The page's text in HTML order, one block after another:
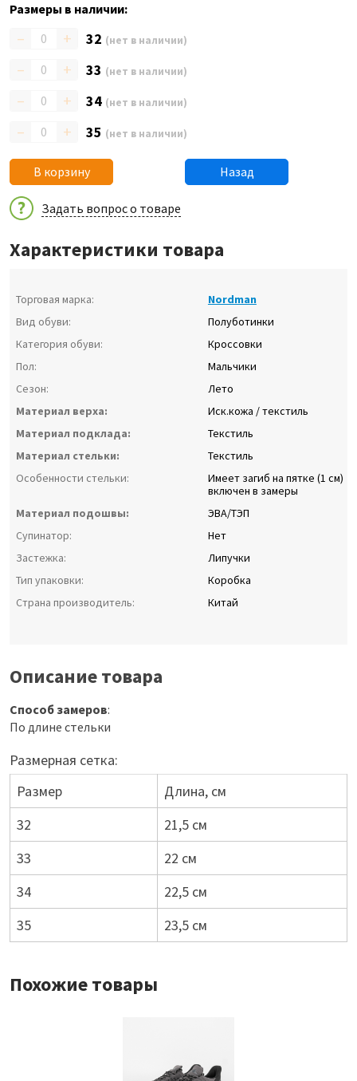
Размеры в наличии:
– + 32 (нет в наличии)
– + 33 (нет в наличии)
– + 34 (нет в наличии)
– + 35 (нет в наличии)
В корзину Назад
Задать вопрос о товаре
Характеристики товара
Торговая марка:
Nordman
Вид обуви:
Полуботинки
Категория обуви:
Кроссовки
Пол:
Мальчики
Сезон:
Лето
Материал верха:
Иск.кожа / текстиль
Материал подклада:
Текстиль
Материал стельки:
Текстиль
Особенности стельки:
Имеет загиб на пятке (1 см)
включен в замеры
Материал подошвы:
ЭВА/ТЭП
Супинатор:
Нет
Застежка:
Липучки
Тип упаковки:
Коробка
Страна производитель:
Китай
Описание товара
Способ замеров:
По длине стельки
Размерная сетка:
Размер
Длина, см
32
21,5 см
33
22 см
34
22,5 см
35
23,5 см
Похожие товары